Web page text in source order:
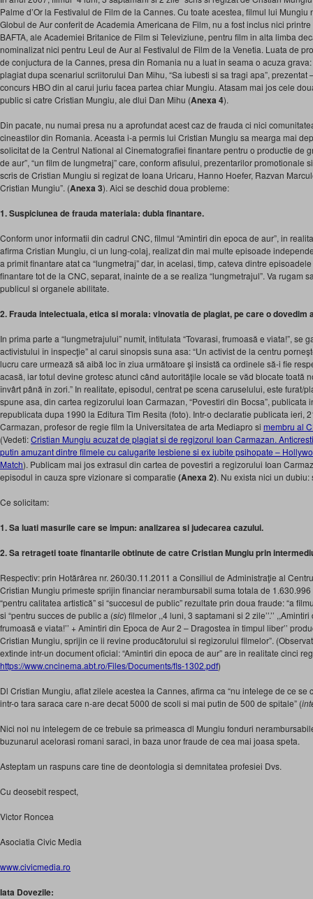
Palme d’Or la Festivalul de Film de la Cannes. Cu toate acestea, filmul lui
Globul de Aur conferit de Academia Americana de Film, nu a fost inclus nici
BAFTA, ale Academiei Britanice de Film si Televiziune, pentru film in alta limba
nominalizat nici pentru Leul de Aur al Festivalul de Film de la Venetia. Luata de
de conjuctura de la Cannes, presa din Romania nu a luat in seama o acuza
plagiat dupa scenariul scriitorului Dan Mihu, “Sa iubesti si sa tragi apa”, prezentat
concurs HBO din al carui juriu facea partea chiar Mungiu. Atasam mai jos cele
public si catre Cristian Mungiu, ale dlui Dan Mihu (Anexa 4).
Din pacate, nu numai presa nu a aprofundat acest caz de frauda ci nici
cineastilor din Romania. Aceasta i-a permis lui Cristian Mungiu sa mearga mai
solicitat de la Centrul National al Cinematografiei finantare pentru o productie de
de aur”, “un film de lungmetraj” care, conform afisului, prezentarilor promotionale
scris de Cristian Mungiu si regizat de Ioana Uricaru, Hanno Hoefer, Razvan
Cristian Mungiu”. (Anexa 3). Aici se deschid doua probleme:
1. Suspiciunea de frauda materiala: dubla finantare.
Conform unor informatii din cadrul CNC, filmul “Amintiri din epoca de aur”, in
afirma Cristian Mungiu, ci un lung-colaj, realizat din mai multe episoade
a primit finantare atat ca “lungmetraj” dar, in acelasi, timp, cateva dintre
finantare tot de la CNC, separat, inainte de a se realiza “lungmetrajul”. Va rugam
publicul si organele abilitate.
2. Frauda intelectuala, etica si morala: vinovatia de plagiat, pe care o dovedim
In prima parte a “lungmetrajului” numit, intitulata “Tovarasi, frumoasă e viata!”, se
activistului în inspecţie” al carui sinopsis suna asa: “Un activist de la centru
lucru care urmează să aibă loc în ziua următoare şi insistă ca ordinele să-i fie
acasă, iar totul devine grotesc atunci când autorităţile locale se văd blocate toată
învârt până în zori.” In realitate, episodul, centrat pe scena caruselului, este furat/
spune asa, din cartea regizorului Ioan Carmazan, “Povestiri din Bocsa”, publicata
republicata dupa 1990 la Editura Tim Resita (foto). Intr-o declaratie publicata ieri,
Carmazan, profesor de regie film la Universitatea de arta Mediapro si membru al
(Vedeti:Cristian Mungiu acuzat de plagiat si de regizorul Ioan Carmazan.
putin amuzant dintre filmele cu calugarite lesbiene si ex iubite psihopate –
Match). Publicam mai jos extrasul din cartea de povestiri a regizorului Ioan
episodul in cauza spre vizionare si comparatie (Anexa 2). Nu exista nici un
Ce solicitam:
1. Sa luati masurile care se impun: analizarea si judecarea cazului.
2. Sa retrageti toate finantarile obtinute de catre Cristian Mungiu prin
Respectiv: prin Hotărârea nr. 260/30.11.2011 a Consiliul de Administraţie al
Cristian Mungiu primeste sprijin financiar nerambursabil suma totala de
“pentru calitatea artistică” si “succesul de public” rezultate prin doua fraude: “a
si “pentru succes de public a (sic) filmelor ,,4 luni, 3 saptamani si 2 zile’’.’’
frumoasă e viata!’’ + Amintiri din Epoca de Aur 2 – Dragostea în timpul liber’’
Cristian Mungiu, sprijin ce ii revine producătorului si regizorului filmelor”.
extinde intr-un document oficial: “Amintiri din epoca de aur” are in realitate cinci
https://www.cncinema.abt.ro/Files/Documents/fls-1302.pdf)
Dl Cristian Mungiu, aflat zilele acestea la Cannes, afirma ca “nu intelege de ce se
intr-o tara saraca care n-are decat 5000 de scoli si mai putin de 500 de spitale” (
Nici noi nu intelegem de ce trebuie sa primeasca dl Mungiu fonduri
buzunarul acelorasi romani saraci, in baza unor fraude de cea mai joasa speta.
Asteptam un raspuns care tine de deontologia si demnitatea profesiei Dvs.
Cu deosebit respect,
Victor Roncea
Asociatia Civic Media
www.civicmedia.ro
Iata Dovezile: